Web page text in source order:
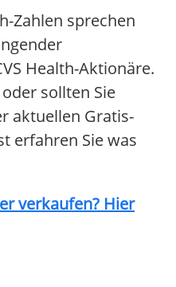
Zahlen sprechen
Health-Aktionäre.
sollten Sie
aktuellen Gratis-
erfahren Sie was
verkaufen? Hier